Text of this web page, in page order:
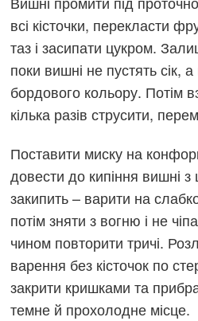
всі кісточки, перекласти
таз і засипати цукром.
поки вишні не пустять сік,
бордового кольору. Потім
кілька разів струсити,
Поставити миску на
довести до кипіння вишні з
закипить – варити на
потім зняти з вогню і не
чином повторити тричі.
варення без кісточок по
закрити кришками та
темне й прохолодне місце.